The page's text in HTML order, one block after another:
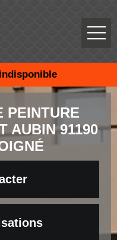
indisponible
PEINTURE
AUBIN 91190